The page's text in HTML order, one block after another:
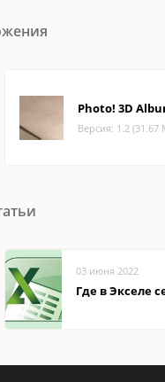
Photo! 3D
Версия: 1.2 (31.67
03 июня 2022
Где в Экселе